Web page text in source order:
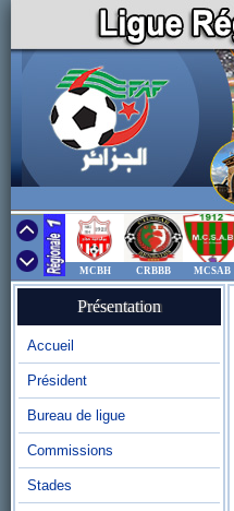
MCBH CRBBB MCSAB
Présentation
Accueil
Président
Bureau de ligue
Commissions
Stades